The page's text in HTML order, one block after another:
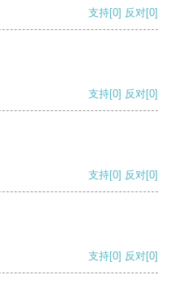
支持[0] 反对[0]
支持[0] 反对[0]
支持[0] 反对[0]
支持[0] 反对[0]